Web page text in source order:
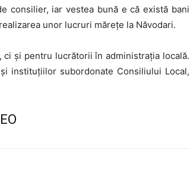
consilier, iar vestea bună e că există bani
unor lucruri mărețe la Năvodari.
și pentru lucrătorii în administrația locală.
instituțiilor subordonate Consiliului Local,